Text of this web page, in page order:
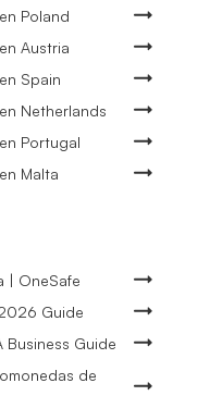
Poland
Austria
Spain
Netherlands
Portugal
Malta
| OneSafe
Guide
Business Guide
de